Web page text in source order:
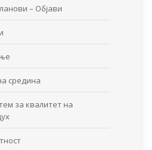
– Објави
средина
за квалитет на